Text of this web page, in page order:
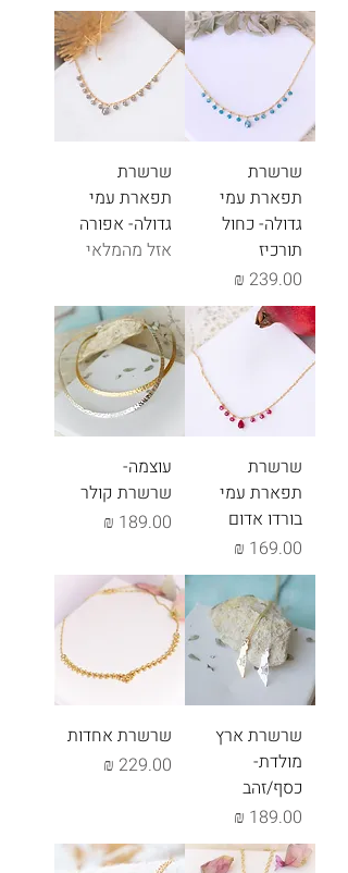
שרשרת
תפארת עמי
גדולה- כחול
תורכיז
מחיר
שרשרת
תפארת עמי
גדולה- אפורה
אזל מהמלאי
שרשרת
תפארת עמי
בורדו אדום
מחיר
עוצמה-
שרשרת קולר
מחיר
שרשרת ארץ
מולדת-
כסף/זהב
מחיר
שרשרת אחדות
מחיר